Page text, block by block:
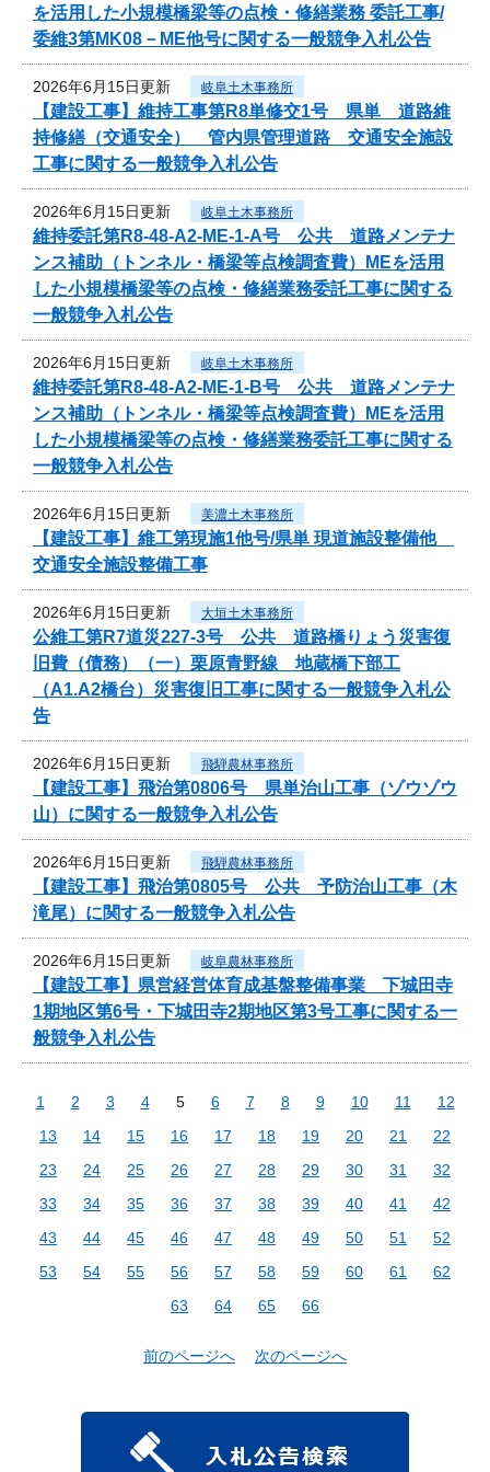
を活用した小規模橋梁等の点検・修繕業務 委託工事/
委維3第MK08－ME他号に関する一般競争入札公告
2026年6月15日更新 岐阜土木事務所
【建設工事】維持工事第R8単修交1号 県単 道路維
持修繕（交通安全） 管内県管理道路 交通安全施設
工事に関する一般競争入札公告
2026年6月15日更新 岐阜土木事務所
維持委託第R8-48-A2-ME-1-A号 公共 道路メンテナ
ンス補助（トンネル・橋梁等点検調査費）MEを活用
した小規模橋梁等の点検・修繕業務委託工事に関する
一般競争入札公告
2026年6月15日更新 岐阜土木事務所
維持委託第R8-48-A2-ME-1-B号 公共 道路メンテナ
ンス補助（トンネル・橋梁等点検調査費）MEを活用
した小規模橋梁等の点検・修繕業務委託工事に関する
一般競争入札公告
2026年6月15日更新 美濃土木事務所
【建設工事】維工第現施1他号/県単 現道施設整備他
交通安全施設整備工事
2026年6月15日更新 大垣土木事務所
公維工第R7道災227-3号 公共 道路橋りょう災害復
旧費（債務）（一）栗原青野線 地蔵橋下部工
（A1.A2橋台）災害復旧工事に関する一般競争入札公
告
2026年6月15日更新 飛騨農林事務所
【建設工事】飛治第0806号 県単治山工事（ゾウゾウ
山）に関する一般競争入札公告
2026年6月15日更新 飛騨農林事務所
【建設工事】飛治第0805号 公共 予防治山工事（木
滝尾）に関する一般競争入札公告
2026年6月15日更新 岐阜農林事務所
【建設工事】県営経営体育成基盤整備事業 下城田寺
1期地区第6号・下城田寺2期地区第3号工事に関する一
般競争入札公告
1 2 3 4 5 6 7 8 9 10 11
12
13
14 15 16 17 18 19 20 21
22
23
24 25 26 27 28 29 30 31
32
33
34 35 36 37 38 39 40 41
42
43
44 45 46 47 48 49 50 51
52
53
54 55 56 57 58 59 60 61
62
63
64 65 66
前のページへ 次のページへ